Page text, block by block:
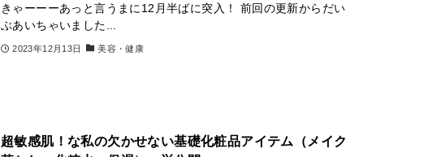
きゃーーーあっと言うまに12月半ばに突入！ 前回の更新からだい
ぶあいちゃいました...
2023年12月13日 美容・健康
超敏感肌！な私の欠かせない基礎化粧品アイテム（メイク